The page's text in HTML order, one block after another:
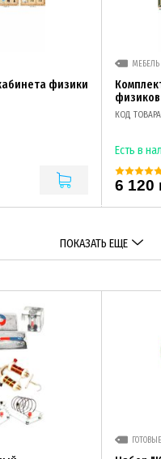
физики
МЕБЕЛЬ
физиков
КОД
Есть в
6 120
ПОКАЗАТЬ ЕЩЕ